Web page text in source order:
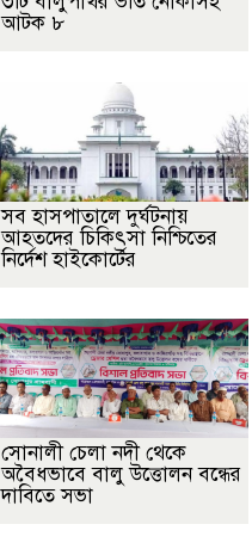
আটক ৮
সব হাসপাতালে দুর্ঘটনায়
আহতদের চিকিৎসা নিশ্চিতের
নির্দেশ হাইকোর্টের
সোনালী চেলা নদী থেকে
অবৈধভাবে বালু উত্তোলন বন্ধের
দাবিতে সভা